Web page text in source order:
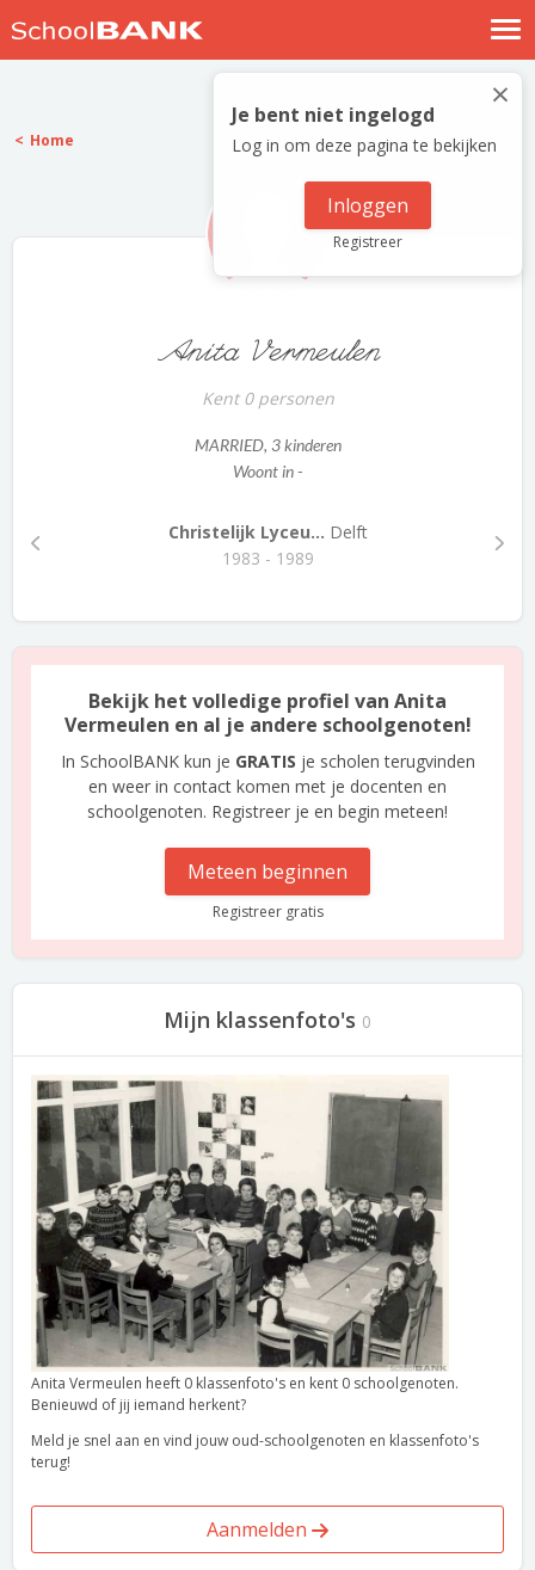
Nostalgische verhalen
Log in
Meld je gratis aan
×
Je bent niet ingelogd
Log in om deze pagina te bekijken
Inloggen
Registreer
Home
Anita Vermeulen
Kent 0 personen
MARRIED, 3 kinderen
Woont in -
Christelijk Lyceu... Delft
1983 - 1989
Bekijk het volledige profiel van Anita
Vermeulen en al je andere schoolgenoten!
In SchoolBANK kun je GRATIS je scholen terugvinden
en weer in contact komen met je docenten en
schoolgenoten. Registreer je en begin meteen!
Meteen beginnen
Registreer gratis
Mijn klassenfoto's 0
Anita Vermeulen heeft 0 klassenfoto's en kent 0 schoolgenoten.
Benieuwd of jij iemand herkent?
Meld je snel aan en vind jouw oud-schoolgenoten en klassenfoto's
terug!
Aanmelden